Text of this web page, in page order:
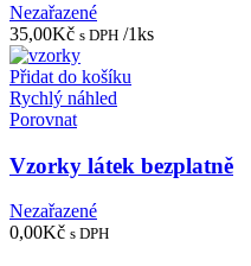
Nezařazené
35,00Kč s DPH /1ks
Přidat do košíku
Rychlý náhled
Porovnat
Vzorky látek bezplatně
Nezařazené
0,00Kč s DPH